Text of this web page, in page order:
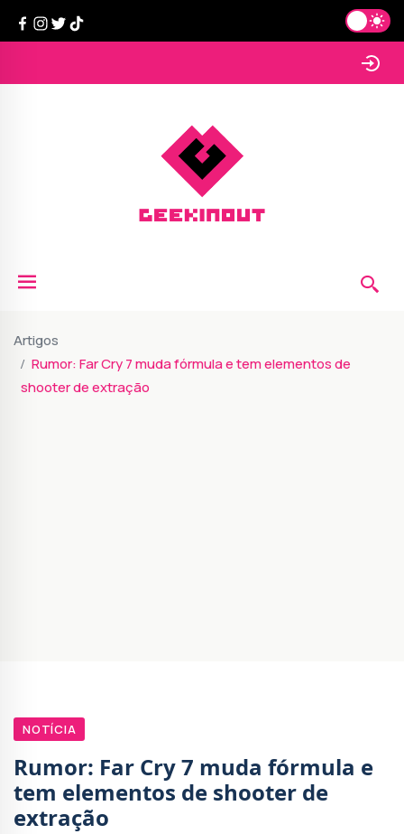
Artigos
Rumor: Far Cry 7 muda fórmula e tem elementos de
shooter de extração
NOTÍCIA
Rumor: Far Cry 7 muda fórmula e
tem elementos de shooter de
extração